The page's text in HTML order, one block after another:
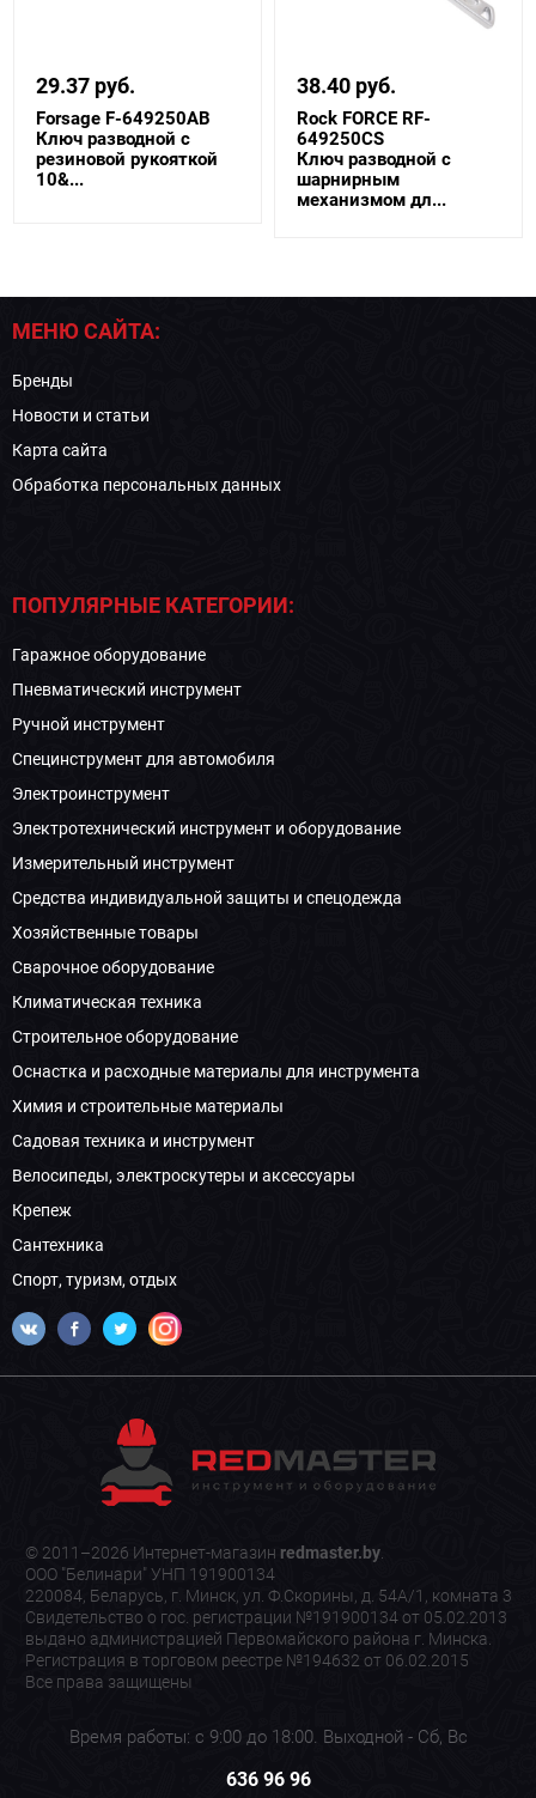
29.37 руб.
Forsage F-649250AB
Ключ разводной с
резиновой рукояткой
10&...
38.40 руб.
Rock FORCE RF-
649250CS
Ключ разводной с
шарнирным
механизмом дл...
МЕНЮ САЙТА:
Бренды
Новости и статьи
Карта сайта
Обработка персональных данных
ПОПУЛЯРНЫЕ КАТЕГОРИИ:
Гаражное оборудование
Пневматический инструмент
Ручной инструмент
Специнструмент для автомобиля
Электроинструмент
Электротехнический инструмент и оборудование
Измерительный инструмент
Средства индивидуальной защиты и спецодежда
Хозяйственные товары
Сварочное оборудование
Климатическая техника
Строительное оборудование
Оснастка и расходные материалы для инструмента
Химия и строительные материалы
Садовая техника и инструмент
Велосипеды, электроскутеры и аксессуары
Крепеж
Сантехника
Спорт, туризм, отдых
© 2011–2026 Интернет-магазин redmaster.by.
ООО "Белинари" УНП 191900134
220084, Беларусь, г. Минск, ул. Ф.Скорины, д. 54А/1, комната 3
Свидетельство о гос. регистрации №191900134 от 05.02.2013
выдано администрацией Первомайского района г. Минска.
Регистрация в торговом реестре №194632 от 06.02.2015
Все права защищены
Время работы: с 9:00 до 18:00. Выходной - Сб, Вс
636 96 96